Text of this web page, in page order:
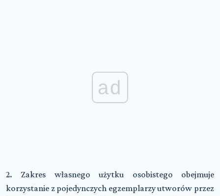
ad
2. Zakres własnego użytku osobistego obejmuje
korzystanie z pojedynczych egzemplarzy utworów przez